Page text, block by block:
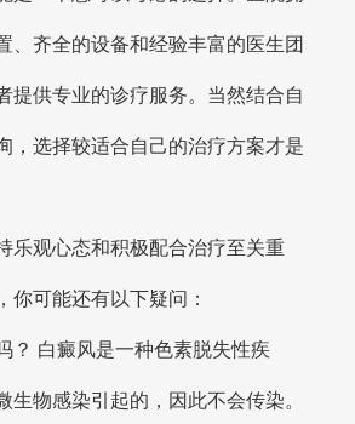
、齐全的设备和经验丰富的医生团
提供专业的诊疗服务。当然结合自
，选择较适合自己的治疗方案才是
乐观心态和积极配合治疗至关重
你可能还有以下疑问：
？ 白癜风是一种色素脱失性疾
生物感染引起的，因此不会传染。